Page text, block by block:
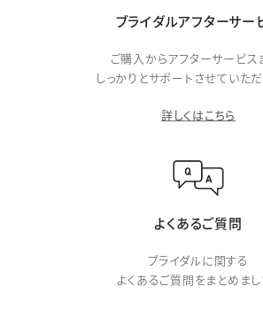
ブライダルアフターサー
ご購入からアフターサービス
しっかりとサポートさせていただ
詳しくはこちら
よくあるご質問
ブライダルに関する
よくあるご質問をまとめまし